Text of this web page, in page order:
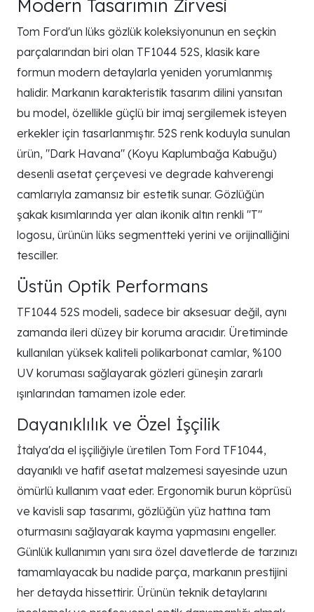
Modern Tasarımın Zirvesi
Tom Ford'un lüks gözlük koleksiyonunun en seçkin
parçalarından biri olan TF1044 52S, klasik kare
formun modern detaylarla yeniden yorumlanmış
halidir. Markanın karakteristik tasarım dilini yansıtan
bu model, özellikle güçlü bir imaj sergilemek isteyen
erkekler için tasarlanmıştır. 52S renk koduyla sunulan
ürün, "Dark Havana" (Koyu Kaplumbağa Kabuğu)
desenli asetat çerçevesi ve degrade kahverengi
camlarıyla zamansız bir estetik sunar. Gözlüğün
şakak kısımlarında yer alan ikonik altın renkli "T"
logosu, ürünün lüks segmentteki yerini ve orijinalliğini
tesciller.
Üstün Optik Performans
TF1044 52S modeli, sadece bir aksesuar değil, aynı
zamanda ileri düzey bir koruma aracıdır. Üretiminde
kullanılan yüksek kaliteli polikarbonat camlar, %100
UV koruması sağlayarak gözleri güneşin zararlı
ışınlarından tamamen izole eder.
Dayanıklılık ve Özel İşçilik
İtalya'da el işçiliğiyle üretilen Tom Ford TF1044,
dayanıklı ve hafif asetat malzemesi sayesinde uzun
ömürlü kullanım vaat eder. Ergonomik burun köprüsü
ve kavisli sap tasarımı, gözlüğün yüz hattına tam
oturmasını sağlayarak kayma yapmasını engeller.
Günlük kullanımın yanı sıra özel davetlerde de tarzınızı
tamamlayacak bu nadide parça, markanın prestijini
her detayda hissettirir. Ürünün teknik detaylarını